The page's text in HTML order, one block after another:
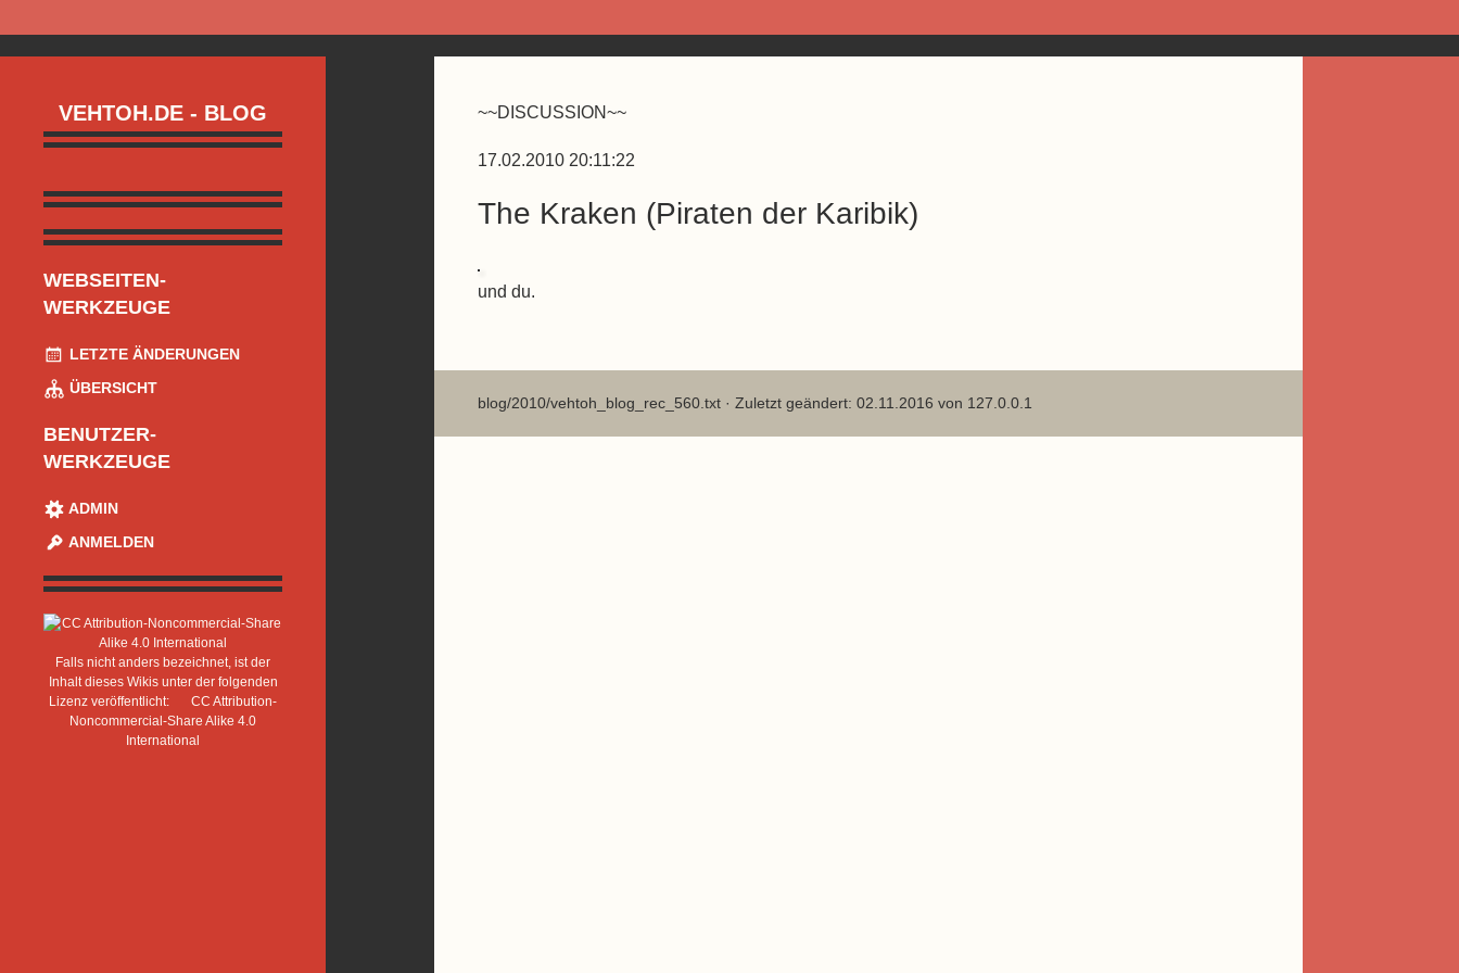
VEHTOH.DE - BLOG
WEBSEITEN-
WERKZEUGE
LETZTE ÄNDERUNGEN
ÜBERSICHT
BENUTZER-
WERKZEUGE
ADMIN
ANMELDEN
Falls nicht anders bezeichnet, ist der
Inhalt dieses Wikis unter der folgenden
Lizenz veröffentlicht:
CC Attribution-
Noncommercial-Share Alike 4.0
International
~~DISCUSSION~~
17.02.2010 20:11:22
The Kraken (Piraten der Karibik)
und du.
blog/2010/vehtoh_blog_rec_560.txt · Zuletzt geändert: 02.11.2016 von 127.0.0.1